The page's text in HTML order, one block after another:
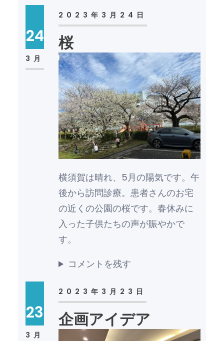
24
3月
2023年3月24日
桜
横須賀は晴れ、5月の陽気です。午
後から訪問診療。患者さんのお宅
の近くの公園の桜です。春休みに
入った子供たちの声が賑やかで
す。
コメントを残す
23
3月
2023年3月23日
企画アイデア